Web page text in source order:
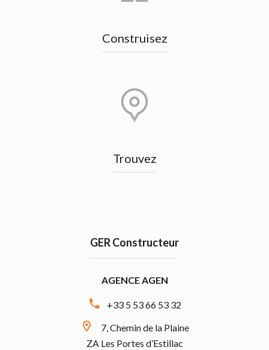
Construisez
Trouvez
GER Constructeur
AGENCE AGEN
+33 5 53 66 53 32
7, Chemin de la Plaine
ZA Les Portes d’Estillac